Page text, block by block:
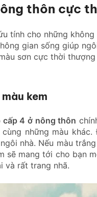
thôn cực
tính cho những
gian sống giúp
sơn cực thời
kem
4 ở nông thôn
những màu
nhà. Nếu màu
sẽ mang tới cho bạn
và rất trang nhã.